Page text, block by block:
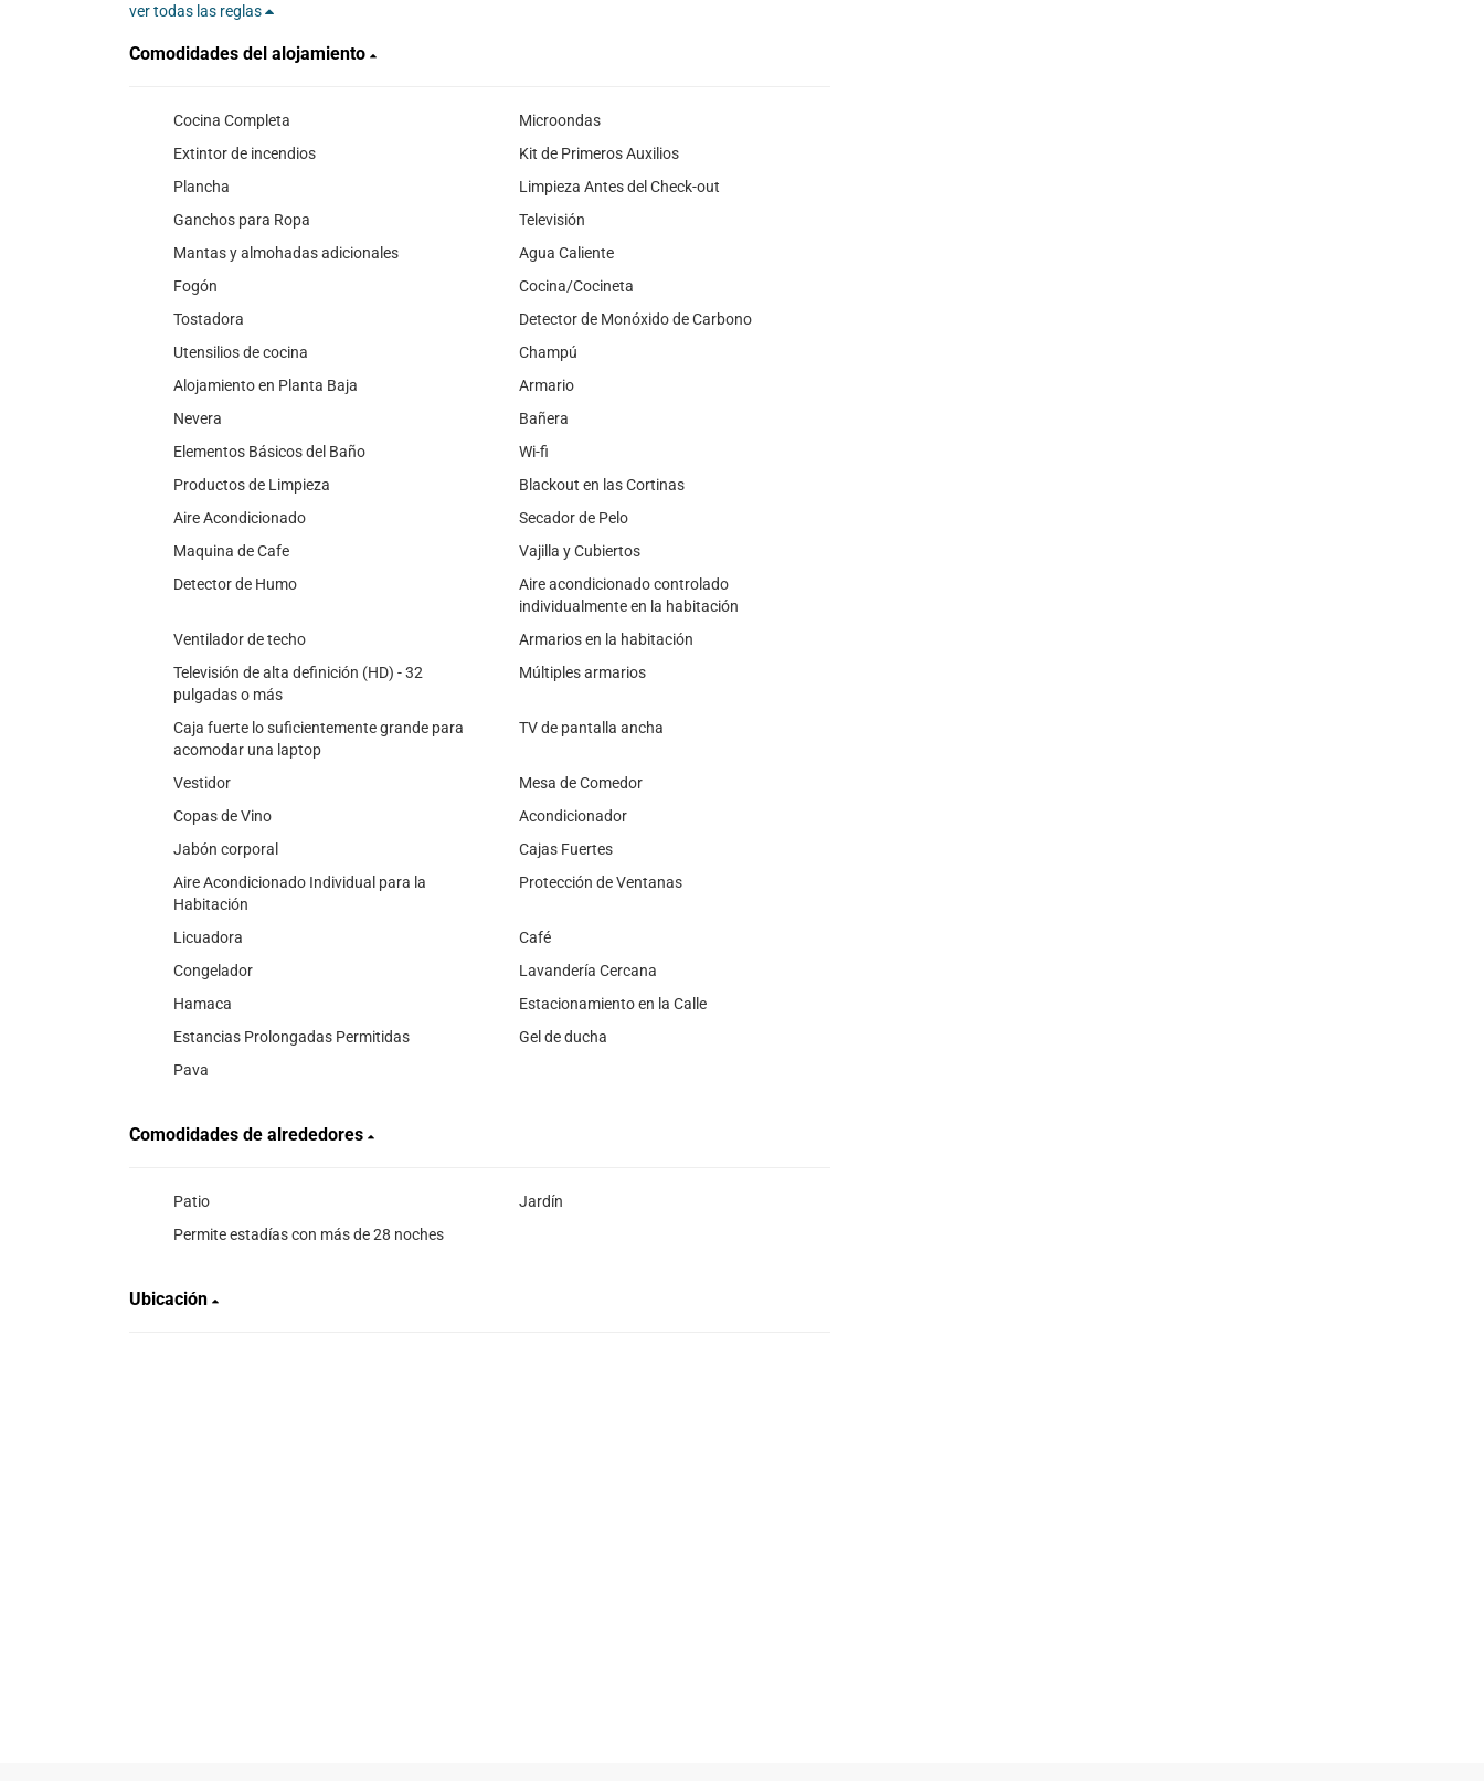
ver todas las reglas
Comodidades del alojamiento
Cocina Completa
Microondas
Extintor de incendios
Kit de Primeros Auxilios
Plancha
Limpieza Antes del Check-out
Ganchos para Ropa
Televisión
Mantas y almohadas adicionales
Agua Caliente
Fogón
Cocina/Cocineta
Tostadora
Detector de Monóxido de Carbono
Utensilios de cocina
Champú
Alojamiento en Planta Baja
Armario
Nevera
Bañera
Elementos Básicos del Baño
Wi-fi
Productos de Limpieza
Blackout en las Cortinas
Aire Acondicionado
Secador de Pelo
Maquina de Cafe
Vajilla y Cubiertos
Detector de Humo
Aire acondicionado controlado
individualmente en la habitación
Ventilador de techo
Armarios en la habitación
Televisión de alta definición (HD) - 32
pulgadas o más
Múltiples armarios
Caja fuerte lo suficientemente grande para
acomodar una laptop
TV de pantalla ancha
Vestidor
Mesa de Comedor
Copas de Vino
Acondicionador
Jabón corporal
Cajas Fuertes
Aire Acondicionado Individual para la
Habitación
Protección de Ventanas
Licuadora
Café
Congelador
Lavandería Cercana
Hamaca
Estacionamiento en la Calle
Estancias Prolongadas Permitidas
Gel de ducha
Pava
Comodidades de alrededores
Patio
Jardín
Permite estadías con más de 28 noches
Ubicación